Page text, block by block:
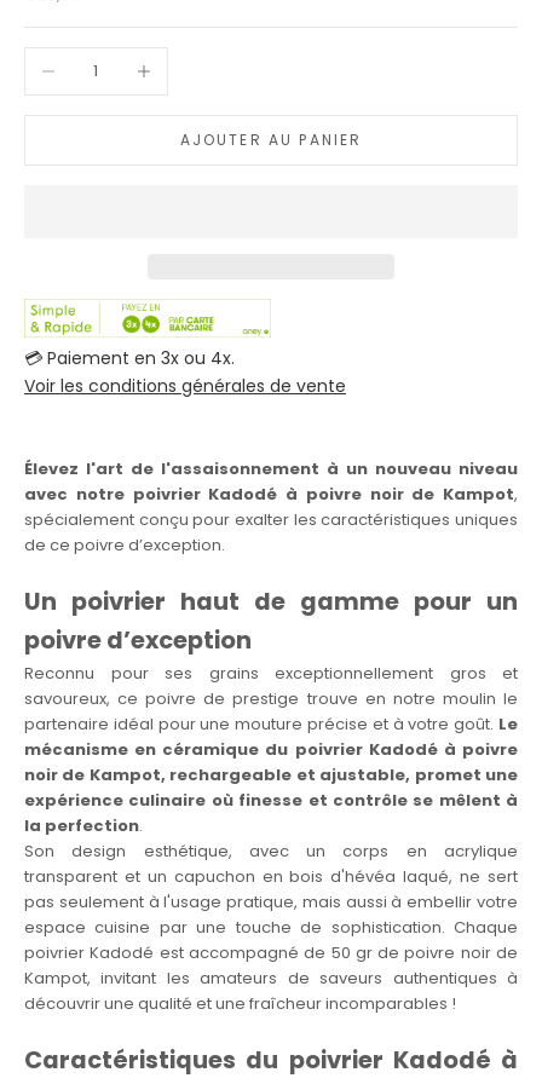
AJOUTER AU PANIER
💳 Paiement en 3x ou 4x.
Voir les conditions générales de vente
Élevez l'art de l'assaisonnement à un nouveau niveau
avec notre poivrier Kadodé à poivre noir de Kampot,
spécialement conçu pour exalter les caractéristiques uniques
de ce poivre d’exception.
Un poivrier haut de gamme pour un
poivre d’exception
Reconnu pour ses grains exceptionnellement gros et
savoureux, ce poivre de prestige trouve en notre moulin le
partenaire idéal pour une mouture précise et à votre goût. Le
mécanisme en céramique du poivrier Kadodé à poivre
noir de Kampot, rechargeable et ajustable, promet une
expérience culinaire où finesse et contrôle se mêlent à
la perfection.
Son design esthétique, avec un corps en acrylique
transparent et un capuchon en bois d'hévéa laqué, ne sert
pas seulement à l'usage pratique, mais aussi à embellir votre
espace cuisine par une touche de sophistication. Chaque
poivrier Kadodé est accompagné de 50 gr de poivre noir de
Kampot, invitant les amateurs de saveurs authentiques à
découvrir une qualité et une fraîcheur incomparables !
Caractéristiques du poivrier Kadodé à